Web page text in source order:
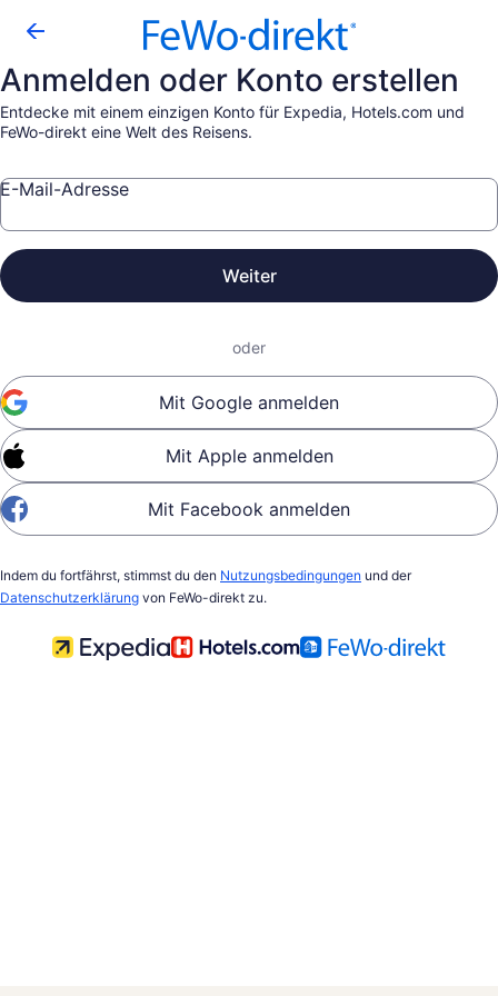
Anmelden oder Konto erstellen
Entdecke mit einem einzigen Konto für Expedia, Hotels.com und
FeWo-direkt eine Welt des Reisens.
E-Mail-Adresse
Weiter
oder
Mit Google anmelden
Mit Apple anmelden
Mit Facebook anmelden
Indem du fortfährst, stimmst du den Nutzungsbedingungen und der
Datenschutzerklärung von FeWo-direkt zu.